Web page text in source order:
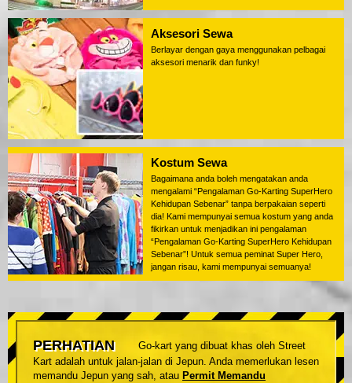
Aksesori Sewa
Berlayar dengan gaya menggunakan pelbagai
aksesori menarik dan funky!
Kostum Sewa
Bagaimana anda boleh mengatakan anda
mengalami “Pengalaman Go-Karting SuperHero
Kehidupan Sebenar” tanpa berpakaian seperti
dia! Kami mempunyai semua kostum yang anda
fikirkan untuk menjadikan ini pengalaman
“Pengalaman Go-Karting SuperHero Kehidupan
Sebenar”! Untuk semua peminat Super Hero,
jangan risau, kami mempunyai semuanya!
PERHATIAN
Go-kart yang dibuat khas oleh Street
Kart adalah untuk jalan-jalan di Jepun. Anda memerlukan lesen
memandu Jepun yang sah, atau Permit Memandu